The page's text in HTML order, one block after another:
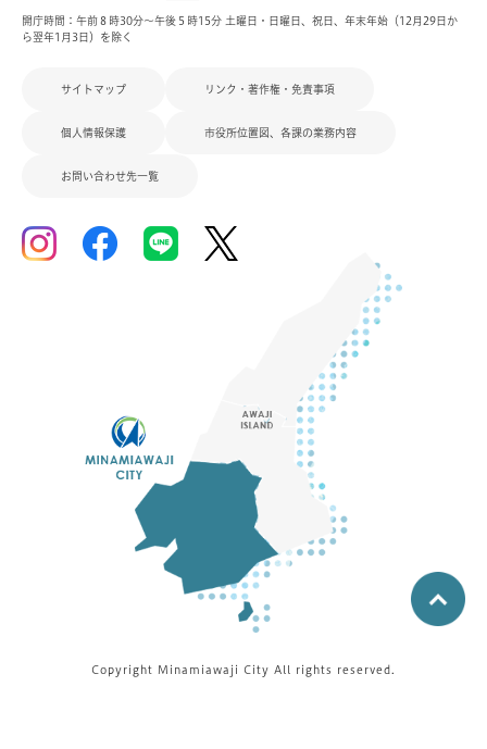
開庁時間：午前８時30分～午後５時15分 土曜日・日曜日、祝日、年末年始（12月29日か
ら翌年1月3日）を除く
サイトマップ リンク・著作権・免責事項
個人情報保護 市役所位置図、各課の業務内容
お問い合わせ先一覧
Copyright Minamiawaji City All rights reserved.